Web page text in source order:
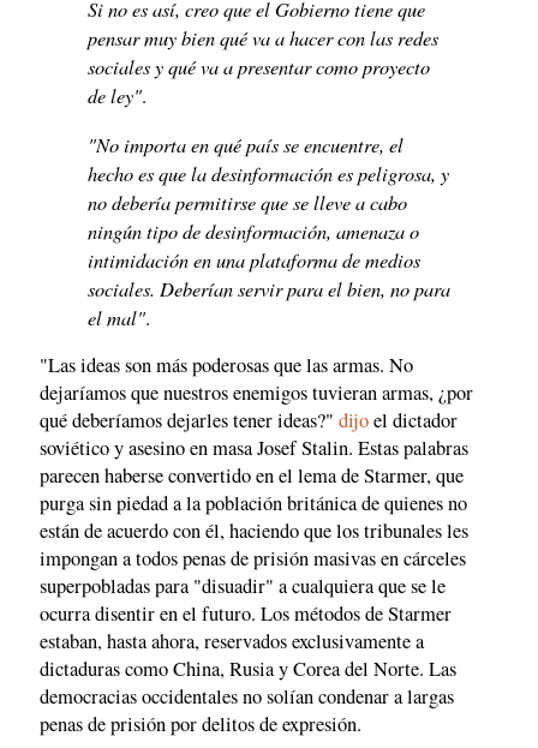
Si no es así, creo que el Gobierno tiene que
pensar muy bien qué va a hacer con las redes
sociales y qué va a presentar como proyecto
de ley".
"No importa en qué país se encuentre, el
hecho es que la desinformación es peligrosa, y
no debería permitirse que se lleve a cabo
ningún tipo de desinformación, amenaza o
intimidación en una plataforma de medios
sociales. Deberían servir para el bien, no para
el mal".
"Las ideas son más poderosas que las armas. No
dejaríamos que nuestros enemigos tuvieran armas, ¿por
qué deberíamos dejarles tener ideas?" dijoel dictador
soviético y asesino en masa Josef Stalin. Estas palabras
parecen haberse convertido en el lema de Starmer, que
purga sin piedad a la población británica de quienes no
están de acuerdo con él, haciendo que los tribunales les
impongan a todos penas de prisión masivas en cárceles
superpobladas para "disuadir" a cualquiera que se le
ocurra disentir en el futuro. Los métodos de Starmer
estaban, hasta ahora, reservados exclusivamente a
dictaduras como China, Rusia y Corea del Norte. Las
democracias occidentales no solían condenar a largas
penas de prisión por delitos de expresión.